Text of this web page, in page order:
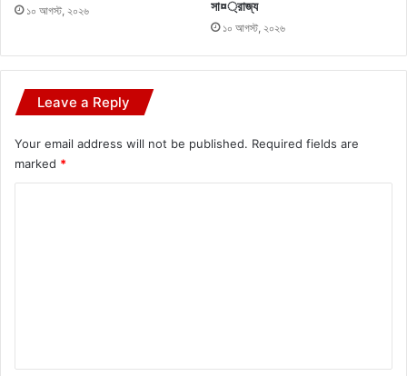
১০ আগস্ট, ২০২৬ সা¤্রাজ্য
১০ আগস্ট, ২০২৬
Leave a Reply
Your email address will not be published. Required fields are
marked *